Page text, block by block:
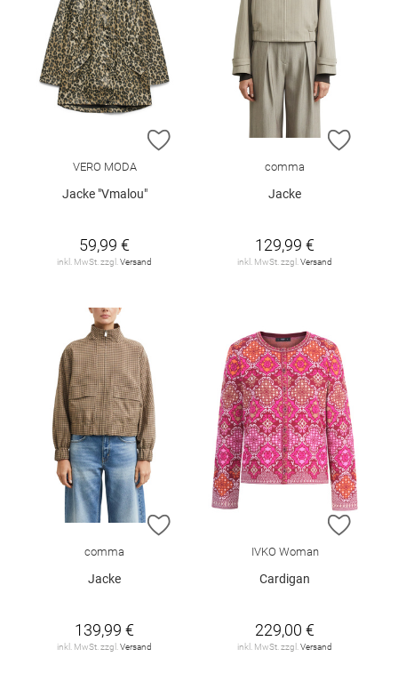
ZUR WUNSCHLISTE HINZUFÜGEN
VERO MODA
Jacke "Vmalou"
59,99 €
inkl. MwSt. zzgl.Versand
ZUR
comma
Jacke
129,99 €
inkl. MwSt. zzgl.Versand
ZUR WUNSCHLISTE HINZUFÜGEN
comma
Jacke
139,99 €
inkl. MwSt. zzgl.Versand
ZUR
IVKO Woman
Cardigan
229,00 €
inkl. MwSt. zzgl.Versand